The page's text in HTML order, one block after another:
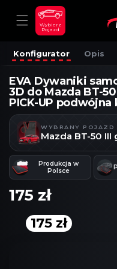
TREŚCI
Wybierz
Pojazd
Konfigurator Opis
EVA Dywaniki
3D do Mazda BT-
PICK-UP podwójna
WYBRANY POJAZD
Mazda BT-50 III
Produkcja w
Polsce
175 zł
175 zł
ABY